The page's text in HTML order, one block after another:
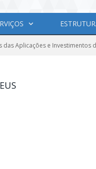
Aplicações e Investimentos